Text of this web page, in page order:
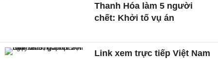
Thanh Hóa làm 5 người
chết: Khởi tố vụ án
Link xem trực tiếp Việt Nam